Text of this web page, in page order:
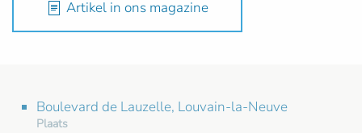
Artikel in ons magazine
Boulevard de Lauzelle, Louvain-la-Neuve
Plaats